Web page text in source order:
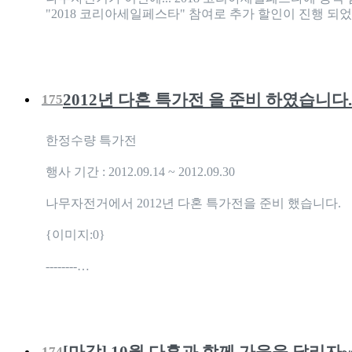
"2018 코리아세일페스타" 참여로 추가 할인이 진행 되
1752012년 다혼 특가전 을 준비 하였습니다.
한정수량 특가전
행사 기간 : 2012.09.14 ~ 2012.09.30
나무자전거에서 2012년 다혼 특가전을 준비 했습니다.
{이미지:0}
--------…